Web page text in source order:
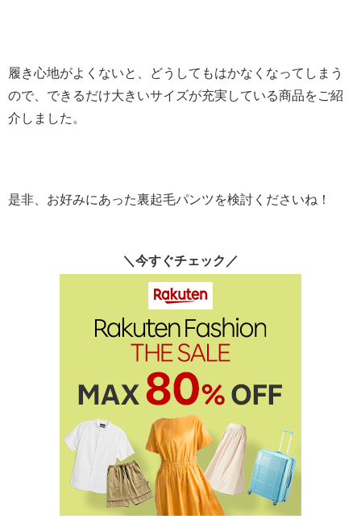
履き心地がよくないと、どうしてもはかなくなってしまう
ので、できるだけ大きいサイズが充実している商品をご紹
介しました。
是非、お好みにあった裏起毛パンツを検討くださいね！
＼今すぐチェック／